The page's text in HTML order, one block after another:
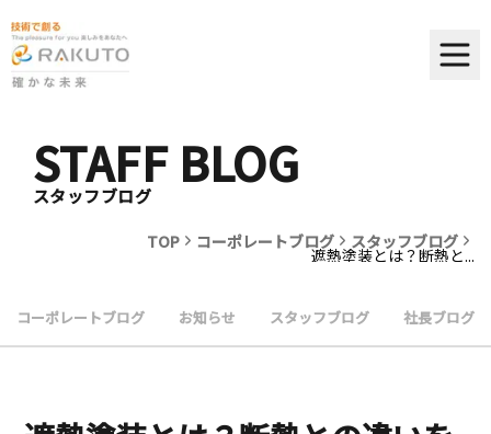
STAFF BLOG
スタッフブログ
TOP コーポレートブログ スタッフブログ
遮熱塗装とは？断熱と...
コーポレートブログ お知らせ スタッフブログ 社長ブログ